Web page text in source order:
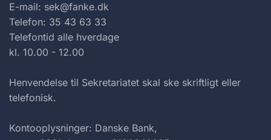
E-mail: sek@fanke.dk
Telefon: 35 43 63 33
Telefontid alle hverdage
kl. 10.00 - 12.00
Henvendelse til Sekretariatet skal ske skriftligt eller
telefonisk.
Kontooplysninger: Danske Bank,